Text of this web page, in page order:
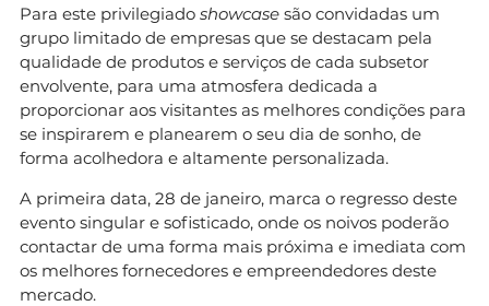
Para este privilegiado showcase são convidadas um
grupo limitado de empresas que se destacam pela
qualidade de produtos e serviços de cada subsetor
envolvente, para uma atmosfera dedicada a
proporcionar aos visitantes as melhores condições para
se inspirarem e planearem o seu dia de sonho, de
forma acolhedora e altamente personalizada.
A primeira data, 28 de janeiro, marca o regresso deste
evento singular e sofisticado, onde os noivos poderão
contactar de uma forma mais próxima e imediata com
os melhores fornecedores e empreendedores deste
mercado.